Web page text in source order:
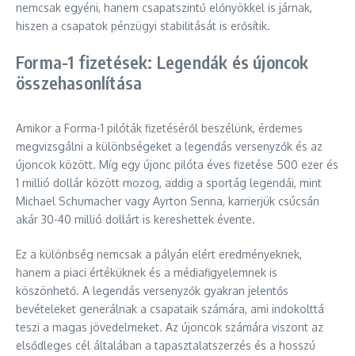
nemcsak egyéni, hanem csapatszintű előnyökkel is járnak,
hiszen a csapatok pénzügyi stabilitását is erősítik.
Forma-1 fizetések: Legendák és újoncok
összehasonlítása
Amikor a Forma-1 pilóták fizetéséről beszélünk, érdemes
megvizsgálni a különbségeket a legendás versenyzők és az
újoncok között. Míg egy újonc pilóta éves fizetése 500 ezer és
1 millió dollár között mozog, addig a sportág legendái, mint
Michael Schumacher vagy Ayrton Senna, karrierjük csúcsán
akár 30-40 millió dollárt is kereshettek évente.
Ez a különbség nemcsak a pályán elért eredményeknek,
hanem a piaci értéküknek és a médiafigyelemnek is
köszönhető. A legendás versenyzők gyakran jelentős
bevételeket generálnak a csapataik számára, ami indokolttá
teszi a magas jövedelmeket. Az újoncok számára viszont az
elsődleges cél általában a tapasztalatszerzés és a hosszú